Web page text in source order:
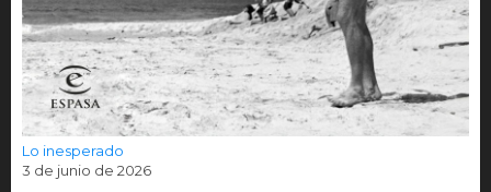
Lo inesperado
3 de junio de 2026